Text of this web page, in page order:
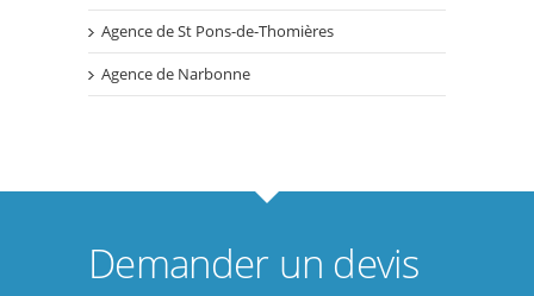
Agence de St Pons-de-Thomières
Agence de Narbonne
Demander un devis